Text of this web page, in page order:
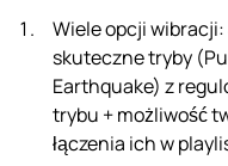
Wiele opcji
skuteczne tryby
Earthquake) z
trybu + możliwość
łączenia ich w